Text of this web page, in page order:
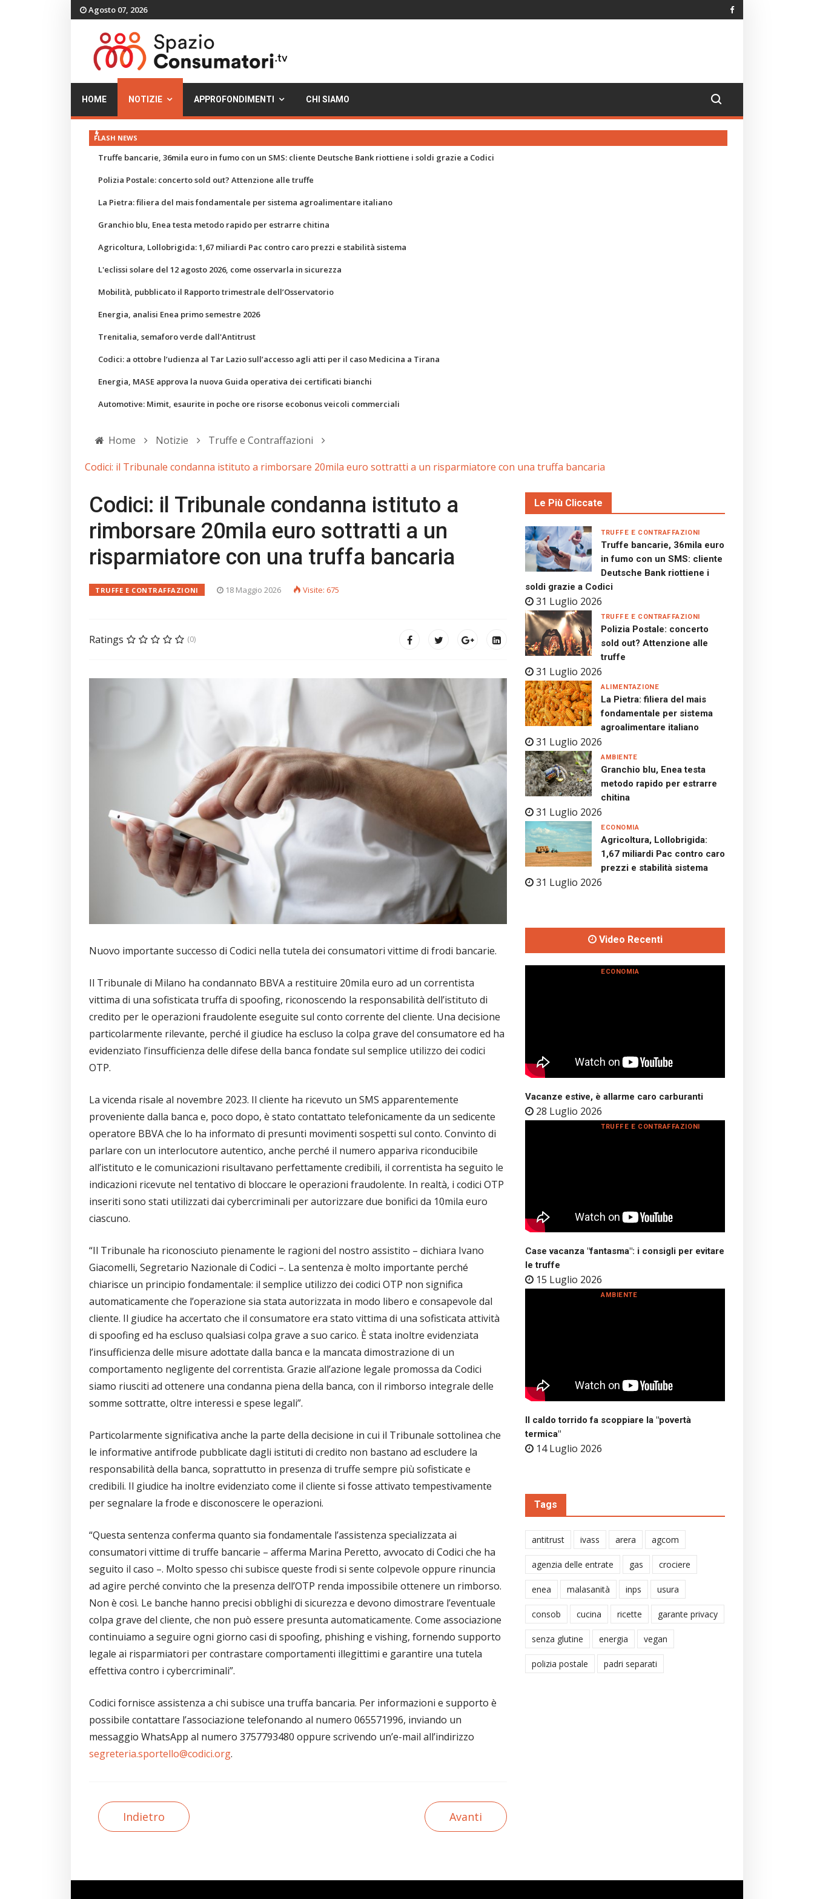
Agosto 07, 2026
HOME NOTIZIE APPROFONDIMENTI CHI SIAMO
FLASH NEWS
Truffe bancarie, 36mila euro in fumo con un SMS: cliente Deutsche Bank riottiene i soldi grazie a Codici
Polizia Postale: concerto sold out? Attenzione alle truffe
La Pietra: filiera del mais fondamentale per sistema agroalimentare italiano
Granchio blu, Enea testa metodo rapido per estrarre chitina
Agricoltura, Lollobrigida: 1,67 miliardi Pac contro caro prezzi e stabilità sistema
L'eclissi solare del 12 agosto 2026, come osservarla in sicurezza
Mobilità, pubblicato il Rapporto trimestrale dell’Osservatorio
Energia, analisi Enea primo semestre 2026
Trenitalia, semaforo verde dall'Antitrust
Codici: a ottobre l’udienza al Tar Lazio sull’accesso agli atti per il caso Medicina a Tirana
Energia, MASE approva la nuova Guida operativa dei certificati bianchi
Automotive: Mimit, esaurite in poche ore risorse ecobonus veicoli commerciali
Home Notizie
Truffe e Contraffazioni
Codici: il Tribunale condanna istituto a rimborsare 20mila euro sottratti a un risparmiatore con una truffa bancaria
Codici: il Tribunale condanna istituto a
rimborsare 20mila euro sottratti a un
risparmiatore con una truffa bancaria
TRUFFE E CONTRAFFAZIONI 18 Maggio 2026 Visite: 675
Ratings (0)
Nuovo importante successo di Codici nella tutela dei consumatori vittime di frodi bancarie.
Il Tribunale di Milano ha condannato BBVA a restituire 20mila euro ad un correntista
vittima di una sofisticata truffa di spoofing, riconoscendo la responsabilità dell’istituto di
credito per le operazioni fraudolente eseguite sul conto corrente del cliente. Una decisione
particolarmente rilevante, perché il giudice ha escluso la colpa grave del consumatore ed ha
evidenziato l’insufficienza delle difese della banca fondate sul semplice utilizzo dei codici
OTP.
La vicenda risale al novembre 2023. Il cliente ha ricevuto un SMS apparentemente
proveniente dalla banca e, poco dopo, è stato contattato telefonicamente da un sedicente
operatore BBVA che lo ha informato di presunti movimenti sospetti sul conto. Convinto di
parlare con un interlocutore autentico, anche perché il numero appariva riconducibile
all’istituto e le comunicazioni risultavano perfettamente credibili, il correntista ha seguito le
indicazioni ricevute nel tentativo di bloccare le operazioni fraudolente. In realtà, i codici OTP
inseriti sono stati utilizzati dai cybercriminali per autorizzare due bonifici da 10mila euro
ciascuno.
“Il Tribunale ha riconosciuto pienamente le ragioni del nostro assistito – dichiara Ivano
Giacomelli, Segretario Nazionale di Codici –. La sentenza è molto importante perché
chiarisce un principio fondamentale: il semplice utilizzo dei codici OTP non significa
automaticamente che l’operazione sia stata autorizzata in modo libero e consapevole dal
cliente. Il giudice ha accertato che il consumatore era stato vittima di una sofisticata attività
di spoofing ed ha escluso qualsiasi colpa grave a suo carico. È stata inoltre evidenziata
l’insufficienza delle misure adottate dalla banca e la mancata dimostrazione di un
comportamento negligente del correntista. Grazie all’azione legale promossa da Codici
siamo riusciti ad ottenere una condanna piena della banca, con il rimborso integrale delle
somme sottratte, oltre interessi e spese legali”.
Particolarmente significativa anche la parte della decisione in cui il Tribunale sottolinea che
le informative antifrode pubblicate dagli istituti di credito non bastano ad escludere la
responsabilità della banca, soprattutto in presenza di truffe sempre più sofisticate e
credibili. Il giudice ha inoltre evidenziato come il cliente si fosse attivato tempestivamente
per segnalare la frode e disconoscere le operazioni.
“Questa sentenza conferma quanto sia fondamentale l’assistenza specializzata ai
consumatori vittime di truffe bancarie – afferma Marina Peretto, avvocato di Codici che ha
seguito il caso –. Molto spesso chi subisce queste frodi si sente colpevole oppure rinuncia
ad agire perché convinto che la presenza dell’OTP renda impossibile ottenere un rimborso.
Non è così. Le banche hanno precisi obblighi di sicurezza e devono dimostrare l’eventuale
colpa grave del cliente, che non può essere presunta automaticamente. Come associazione
continuiamo a seguire ogni giorno casi di spoofing, phishing e vishing, fornendo supporto
legale ai risparmiatori per contrastare comportamenti illegittimi e garantire una tutela
effettiva contro i cybercriminali”.
Codici fornisce assistenza a chi subisce una truffa bancaria. Per informazioni e supporto è
possibile contattare l’associazione telefonando al numero 065571996, inviando un
messaggio WhatsApp al numero 3757793480 oppure scrivendo un’e-mail all’indirizzo
segreteria.sportello@codici.org.
Indietro Avanti
Le Più Cliccate
Truffe bancarie, 36mila euro
in fumo con un SMS: cliente
Deutsche Bank riottiene i
soldi grazie a Codici
31 Luglio 2026
TRUFFE E CONTRAFFAZIONI
Polizia Postale: concerto
sold out? Attenzione alle
truffe
31 Luglio 2026
TRUFFE E CONTRAFFAZIONI
La Pietra: filiera del mais
fondamentale per sistema
agroalimentare italiano
31 Luglio 2026
ALIMENTAZIONE
Granchio blu, Enea testa
metodo rapido per estrarre
chitina
31 Luglio 2026
AMBIENTE
Agricoltura, Lollobrigida:
1,67 miliardi Pac contro caro
prezzi e stabilità sistema
31 Luglio 2026
ECONOMIA
Video Recenti
Vacanze estive, è allarme caro carburanti
28 Luglio 2026
ECONOMIA
Case vacanza "fantasma": i consigli per evitare
le truffe
15 Luglio 2026
TRUFFE E CONTRAFFAZIONI
Il caldo torrido fa scoppiare la "povertà
termica"
14 Luglio 2026
AMBIENTE
Tags
antitrust ivass arera agcom
agenzia delle entrate gas crociere
enea malasanità inps usura
consob cucina ricette garante privacy
senza glutine energia vegan
polizia postale padri separati